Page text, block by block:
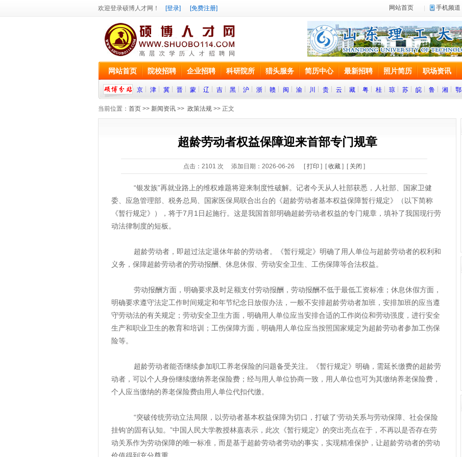
欢迎登录硕博人才网！ [登录] [免费注册] 手机频道
网站首页
网站首页 院校招聘 企业招聘 科研院所 猎头服务 简历中心 最新招聘 照片简历 职场资讯
京 津 冀 晋 蒙 辽 吉 黑 沪 浙 赣 闽 渝 川 贵 云 藏 粤 桂 琼 苏 皖 鲁 湘 鄂
当前位置： 首页 >> 新闻资讯 >> 政策法规 >> 正文
超龄劳动者权益保障迎来首部专门规章
点击： 2101 次 添加日期：2026-06-26 [打印 ] [收藏 ] [ 关闭 ]
“银发族”再就业路上的维权难题将迎来制度性破解。记者今天从人社部获悉，人社部、国家卫健
委、应急管理部、税务总局、国家医保局联合出台的《超龄劳动者基本权益保障暂行规定》（以下简称
《暂行规定》），将于7月1日起施行。这是我国首部明确超龄劳动者权益的专门规章，填补了我国现行劳
动法律制度的短板。
超龄劳动者，即超过法定退休年龄的劳动者。《暂行规定》明确了用人单位与超龄劳动者的权利和
义务，保障超龄劳动者的劳动报酬、休息休假、劳动安全卫生、工伤保障等合法权益。
劳动报酬方面，明确要求及时足额支付劳动报酬，劳动报酬不低于最低工资标准；休息休假方面，
明确要求遵守法定工作时间规定和年节纪念日放假办法，一般不安排超龄劳动者加班，安排加班的应当遵
守劳动法的有关规定；劳动安全卫生方面，明确用人单位应当安排合适的工作岗位和劳动强度，进行安全
生产和职业卫生的教育和培训；工伤保障方面，明确用人单位应当按照国家规定为超龄劳动者参加工伤保
险等。
超龄劳动者能否继续参加职工养老保险的问题备受关注。《暂行规定》明确，需延长缴费的超龄劳
动者，可以个人身份继续缴纳养老保险费；经与用人单位协商一致，用人单位也可为其缴纳养老保险费，
个人应当缴纳的养老保险费由用人单位代扣代缴。
“突破传统劳动立法局限，以劳动者基本权益保障为切口，打破了‘劳动关系与劳动保障、社会保险
挂钩’的固有认知。”中国人民大学教授林嘉表示，此次《暂行规定》的突出亮点在于，不再以是否存在劳
动关系作为劳动保障的唯一标准，而是基于超龄劳动者劳动的事实，实现精准保护，让超龄劳动者的劳动